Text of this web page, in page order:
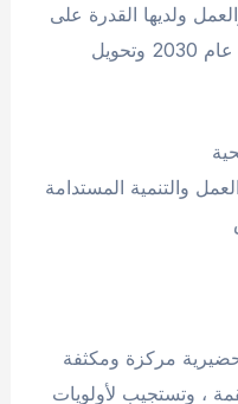
ولديها القدرة على
تسريع تقدم التعليم في إطار خطة عام 2030 وتحويل
والتنمية المستدامة
مركزة ومكثفة
، وتستجيب لأولويات